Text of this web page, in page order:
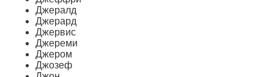
Джералд
Джерард
Джервис
Джереми
Джером
Джозеф